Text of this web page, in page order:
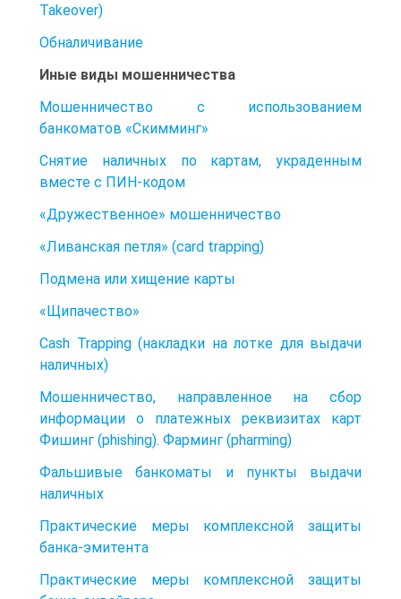
Takeover)
Обналичивание
Иные виды мошенничества
Мошенничество с использованием
банкоматов «Скимминг»
Снятие наличных по картам, украденным
вместе с ПИН-кодом
«Дружественное» мошенничество
«Ливанская петля» (card trapping)
Подмена или хищение карты
«Щипачество»
Cash Trapping (накладки на лотке для выдачи
наличных)
Мошенничество, направленное на сбор
информации о платежных реквизитах карт
Фишинг (phishing). Фарминг (pharming)
Фальшивые банкоматы и пункты выдачи
наличных
Практические меры комплексной защиты
банка-эмитента
Практические меры комплексной защиты